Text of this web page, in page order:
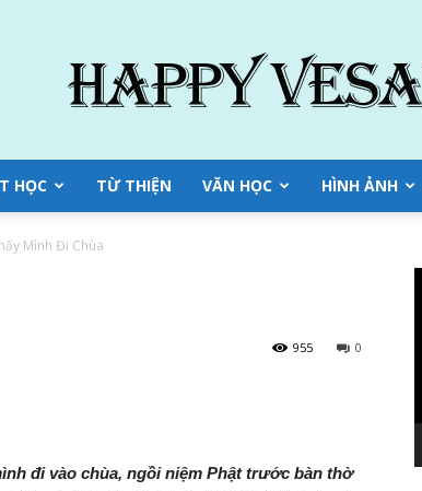
HỌC TỪ THIỆN VĂN HỌC HÌNH ẢNH
Mình Đi Chùa
0
955
đi vào chùa, ngồi niệm Phật trước bàn thờ